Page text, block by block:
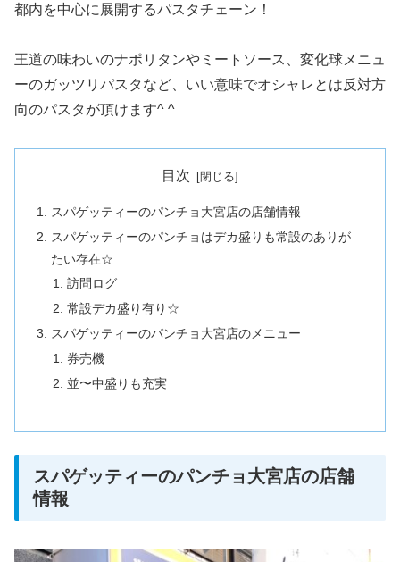
都内を中心に展開するパスタチェーン！
王道の味わいのナポリタンやミートソース、変化球メニュ
ーのガッツリパスタなど、いい意味でオシャレとは反対方
向のパスタが頂けます^ ^
目次
スパゲッティーのパンチョ大宮店の店舗情報
スパゲッティーのパンチョはデカ盛りも常設のありが
たい存在☆
訪問ログ
常設デカ盛り有り☆
スパゲッティーのパンチョ大宮店のメニュー
券売機
並〜中盛りも充実
スパゲッティーのパンチョ大宮店の店舗
情報